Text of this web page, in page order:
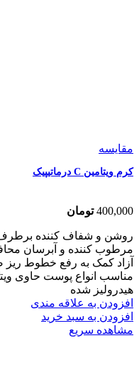
مقایسه
کرم ویتامین C درماتیپیک
400,000 تومان
روشن و شفاف کننده
مرطوب کننده و آبرسان
آزاد کمک به رفع خطوط
مناسب انواع پوست حاوی
هیدرولیز شده
افزودن به علاقه مندی
افزودن به سبد خرید
مشاهده سریع